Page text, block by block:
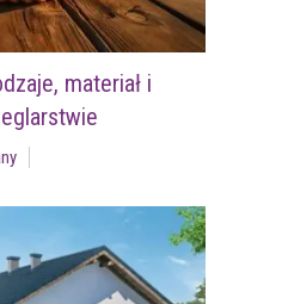
materiał i